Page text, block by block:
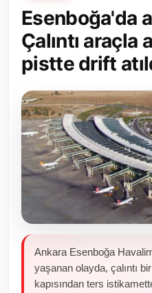
Yerel Yönetimler
Mülki İdare
Toplum ve Yaşam
Sivil Toplum Kuruluşları
Kamu Kurumları ve Üst
Resmi Reklamlar
Esenboğa'da
Çalıntı araçla
pistte drift
Ankara Esenboğa
yaşanan olayda, çalıntı
kapısından ters